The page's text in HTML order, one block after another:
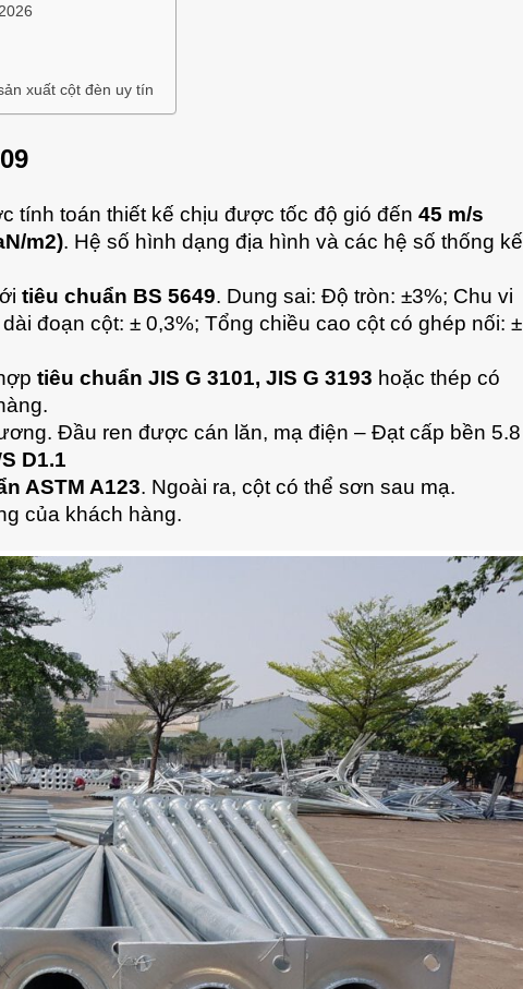
xuất cột đèn uy tín
tính toán thiết kế chịu được tốc độ gió đến 45 m/s
m2). Hệ số hình dạng địa hình và các hệ số thống kế
tiêu chuẩn BS 5649. Dung sai: Độ tròn: ±3%; Chu vi
đoạn cột: ± 0,3%; Tổng chiều cao cột có ghép nối: ±
tiêu chuẩn JIS G 3101, JIS G 3193 hoặc thép có
Đầu ren được cán lăn, mạ điện – Đạt cấp bền 5.8
D1.1
ASTM A123. Ngoài ra, cột có thể sơn sau mạ.
của khách hàng.